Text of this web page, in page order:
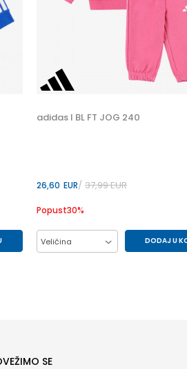
adidas I BL FT JOG 240
26,60 EUR 37,99EUR
Popust30%
Veličina DODAJ U
SE